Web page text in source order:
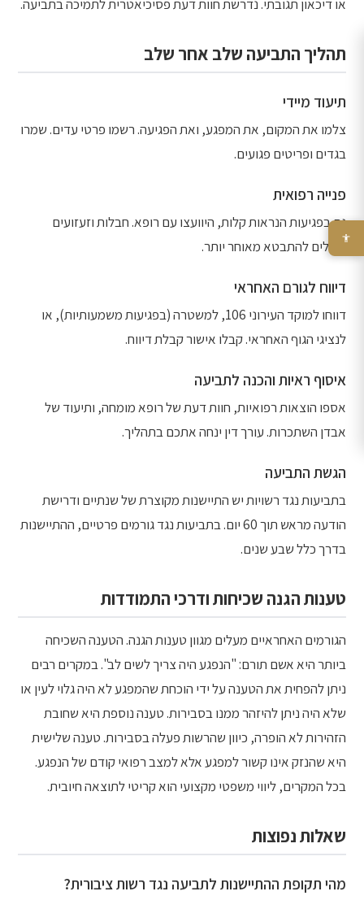
או דיכאון תגובתי. נדרשת חוות דעת פסיכיאטרית לתמיכה בתביעה.
תהליך התביעה שלב אחר שלב
תיעוד מיידי
צלמו את המקום, את המפגע, ואת הפגיעה. רשמו פרטי עדים. שמרו
בגדים ופריטים פגועים.
פנייה רפואית
גם בפגיעות הנראות קלות, היוועצו עם רופא. חבלות וזעזועים
עלולים להתבטא מאוחר יותר.
דיווח לגורם האחראי
דווחו למוקד העירוני 106, למשטרה (בפגיעות משמעותיות), או
לנציגי הגוף האחראי. קבלו אישור קבלת דיווח.
איסוף ראיות והכנה לתביעה
אספו הוצאות רפואיות, חוות דעת של רופא מומחה, ותיעוד של
אבדן השתכרות. עורך דין ינחה אתכם בתהליך.
הגשת התביעה
בתביעות נגד רשויות יש התיישנות מקוצרת של שנתיים ודרישת
הודעה מראש תוך 60 יום. בתביעות נגד גורמים פרטיים, ההתיישנות
בדרך כלל שבע שנים.
טענות הגנה שכיחות ודרכי התמודדות
הגורמים האחראיים מעלים מגוון טענות הגנה. הטענה השכיחה
ביותר היא אשם תורם: "הנפגע היה צריך לשים לב". במקרים רבים
ניתן להפחית את הטענה על ידי הוכחת שהמפגע לא היה גלוי לעין או
שלא היה ניתן להיזהר ממנו בסבירות. טענה נוספת היא שחובת
הזהירות לא הופרה, כיוון שהרשות פעלה בסבירות. טענה שלישית
היא שהנזק אינו קשור למפגע אלא למצב רפואי קודם של הנפגע.
בכל המקרים, ליווי משפטי מקצועי הוא קריטי לתוצאה חיובית.
שאלות נפוצות
מהי תקופת ההתיישנות לתביעה נגד רשות ציבורית?